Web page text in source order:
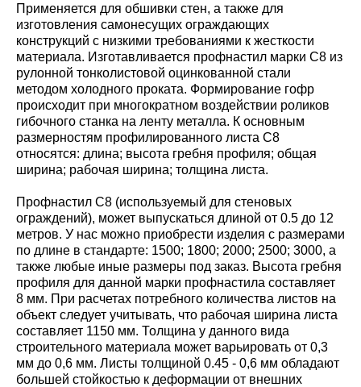
Применяется для обшивки стен, а также для
изготовления самонесущих ограждающих
конструкций с низкими требованиями к жесткости
материала. Изготавливается профнастил марки С8 из
рулонной тонколистовой оцинкованной стали
методом холодного проката. Формирование гофр
происходит при многократном воздействии роликов
гибочного станка на ленту металла. К основным
размерностям профилированного листа С8
относятся: длина; высота гребня профиля; общая
ширина; рабочая ширина; толщина листа.
Профнастил С8 (используемый для стеновых
ограждений), может выпускаться длиной от 0.5 до 12
метров. У нас можно приобрести изделия с размерами
по длине в стандарте: 1500; 1800; 2000; 2500; 3000, а
также любые иные размеры под заказ. Высота гребня
профиля для данной марки профнастила составляет
8 мм. При расчетах потребного количества листов на
объект следует учитывать, что рабочая ширина листа
составляет 1150 мм. Толщина у данного вида
строительного материала может варьировать от 0,3
мм до 0,6 мм. Листы толщиной 0.45 - 0,6 мм обладают
большей стойкостью к деформации от внешних